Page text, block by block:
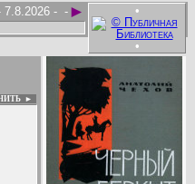
•
•
►
-
7.8.2026 -
►